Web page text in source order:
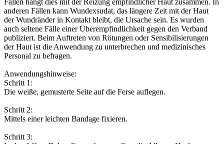
Fällen hängt dies mit der Reizung empfindlicher Haut zusammen. In
anderen Fällen kann Wundexsudat, das längere Zeit mit der Haut
der Wundränder in Kontakt bleibt, die Ursache sein. Es wurden
auch seltene Fälle einer Überempfindlichkeit gegen den Verband
publiziert. Beim Auftreten von Rötungen oder Sensibilisierungen
der Haut ist die Anwendung zu unterbrechen und medizinisches
Personal zu befragen.
Anwendungshinweise:
Schritt 1:
Die weiße, gemusterte Seite auf die Ferse auflegen.
Schritt 2:
Mittels einer leichten Bandage fixieren.
Schritt 3: